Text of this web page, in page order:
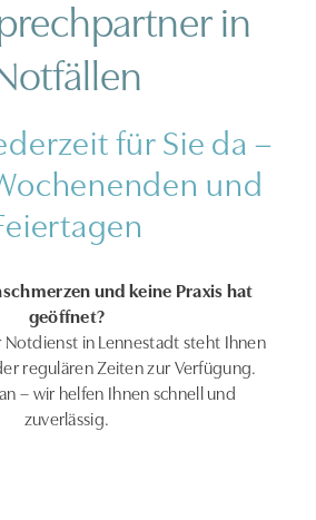
in
für Sie da –
und
und keine Praxis hat
geöffnet?
Notdienst in Lennestadt steht Ihnen
regulären Zeiten zur Verfügung.
– wir helfen Ihnen schnell und
zuverlässig.